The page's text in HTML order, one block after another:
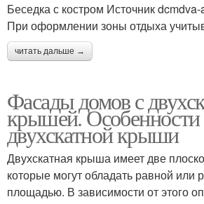
Беседка с костром Источник
При оформлении зоны отдыха
читать дальше →
Фасады домов с
крышей. Особенности
двухскатной крыши
Двухскатная крыша имеет две
которые могут обладать равной или
площадью. В зависимости от этого